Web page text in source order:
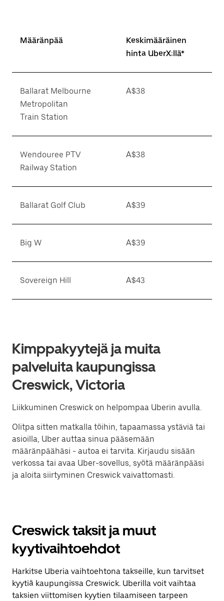
Määränpää
Keskimääräinen
hinta UberX:llä*
Ballarat Melbourne
Metropolitan
Train Station
A$38
Wendouree PTV
Railway Station
A$38
Ballarat Golf Club A$39
Big W A$39
Sovereign Hill A$43
Kimppakyytejä ja muita
palveluita kaupungissa
Creswick, Victoria
Liikkuminen Creswick on helpompaa Uberin avulla.
Olitpa sitten matkalla töihin, tapaamassa ystäviä tai
asioilla, Uber auttaa sinua pääsemään
määränpäähäsi - autoa ei tarvita. Kirjaudu sisään
verkossa tai avaa Uber-sovellus, syötä määränpääsi
ja aloita siirtyminen Creswick vaivattomasti.
Creswick taksit ja muut
kyytivaihtoehdot
Harkitse Uberia vaihtoehtona takseille, kun tarvitset
kyytiä kaupungissa Creswick. Uberilla voit vaihtaa
taksien viittomisen kyytien tilaamiseen tarpeen